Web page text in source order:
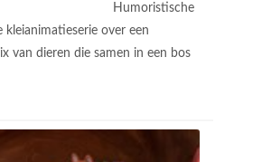
Humoristische
kleianimatieserie over een
van dieren die samen in een bos